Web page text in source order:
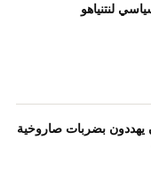
لنتنياهو
يهددون بضربات صاروخية